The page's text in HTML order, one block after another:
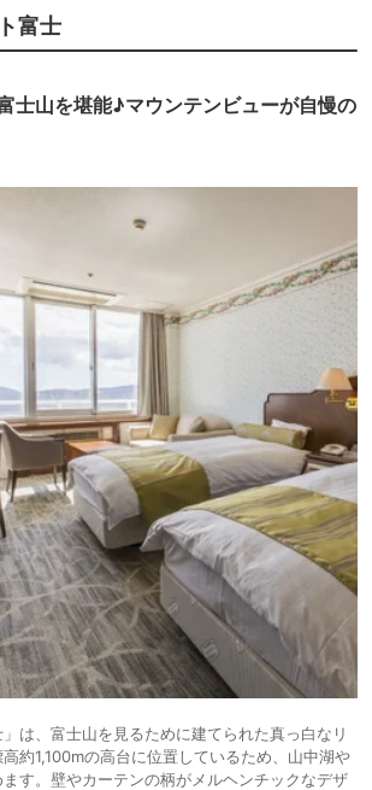
富士
士山を堪能♪マウンテンビューが自慢の
」は、富士山を見るために建てられた真っ白なリ
約1,100mの高台に位置しているため、山中湖や
す。壁やカーテンの柄がメルヘンチックなデザ